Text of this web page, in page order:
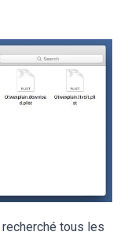
recherché tous les